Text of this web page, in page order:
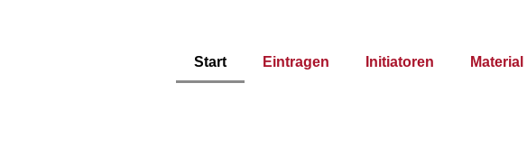
Start Eintragen Initiatoren Material